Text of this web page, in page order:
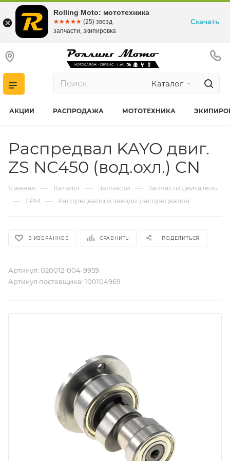
Каталог
АКЦИИ РАСПРОДАЖА МОТОТЕХНИКА
Распредвал KAYO двиг.
ZS NC450 (вод.охл.) CN
Главная — Каталог — Запчасти — Запчасти двигатель
— ГРМ — Распредвалы и звезды распредвалов
В ИЗБРАННОЕ СРАВНИТЬ ПОДЕЛИТЬСЯ
Артикул: 020012-004-9959
Артикул поставщика: 100104969
Rolling Moto: мототехника
☆☆☆☆☆
★★★★★ (25) звезд
запчасти, экипировка
Скачать